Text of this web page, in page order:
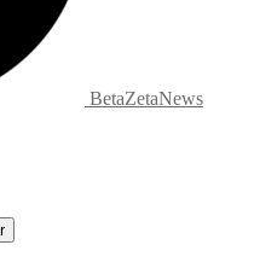
BetaZetaNews